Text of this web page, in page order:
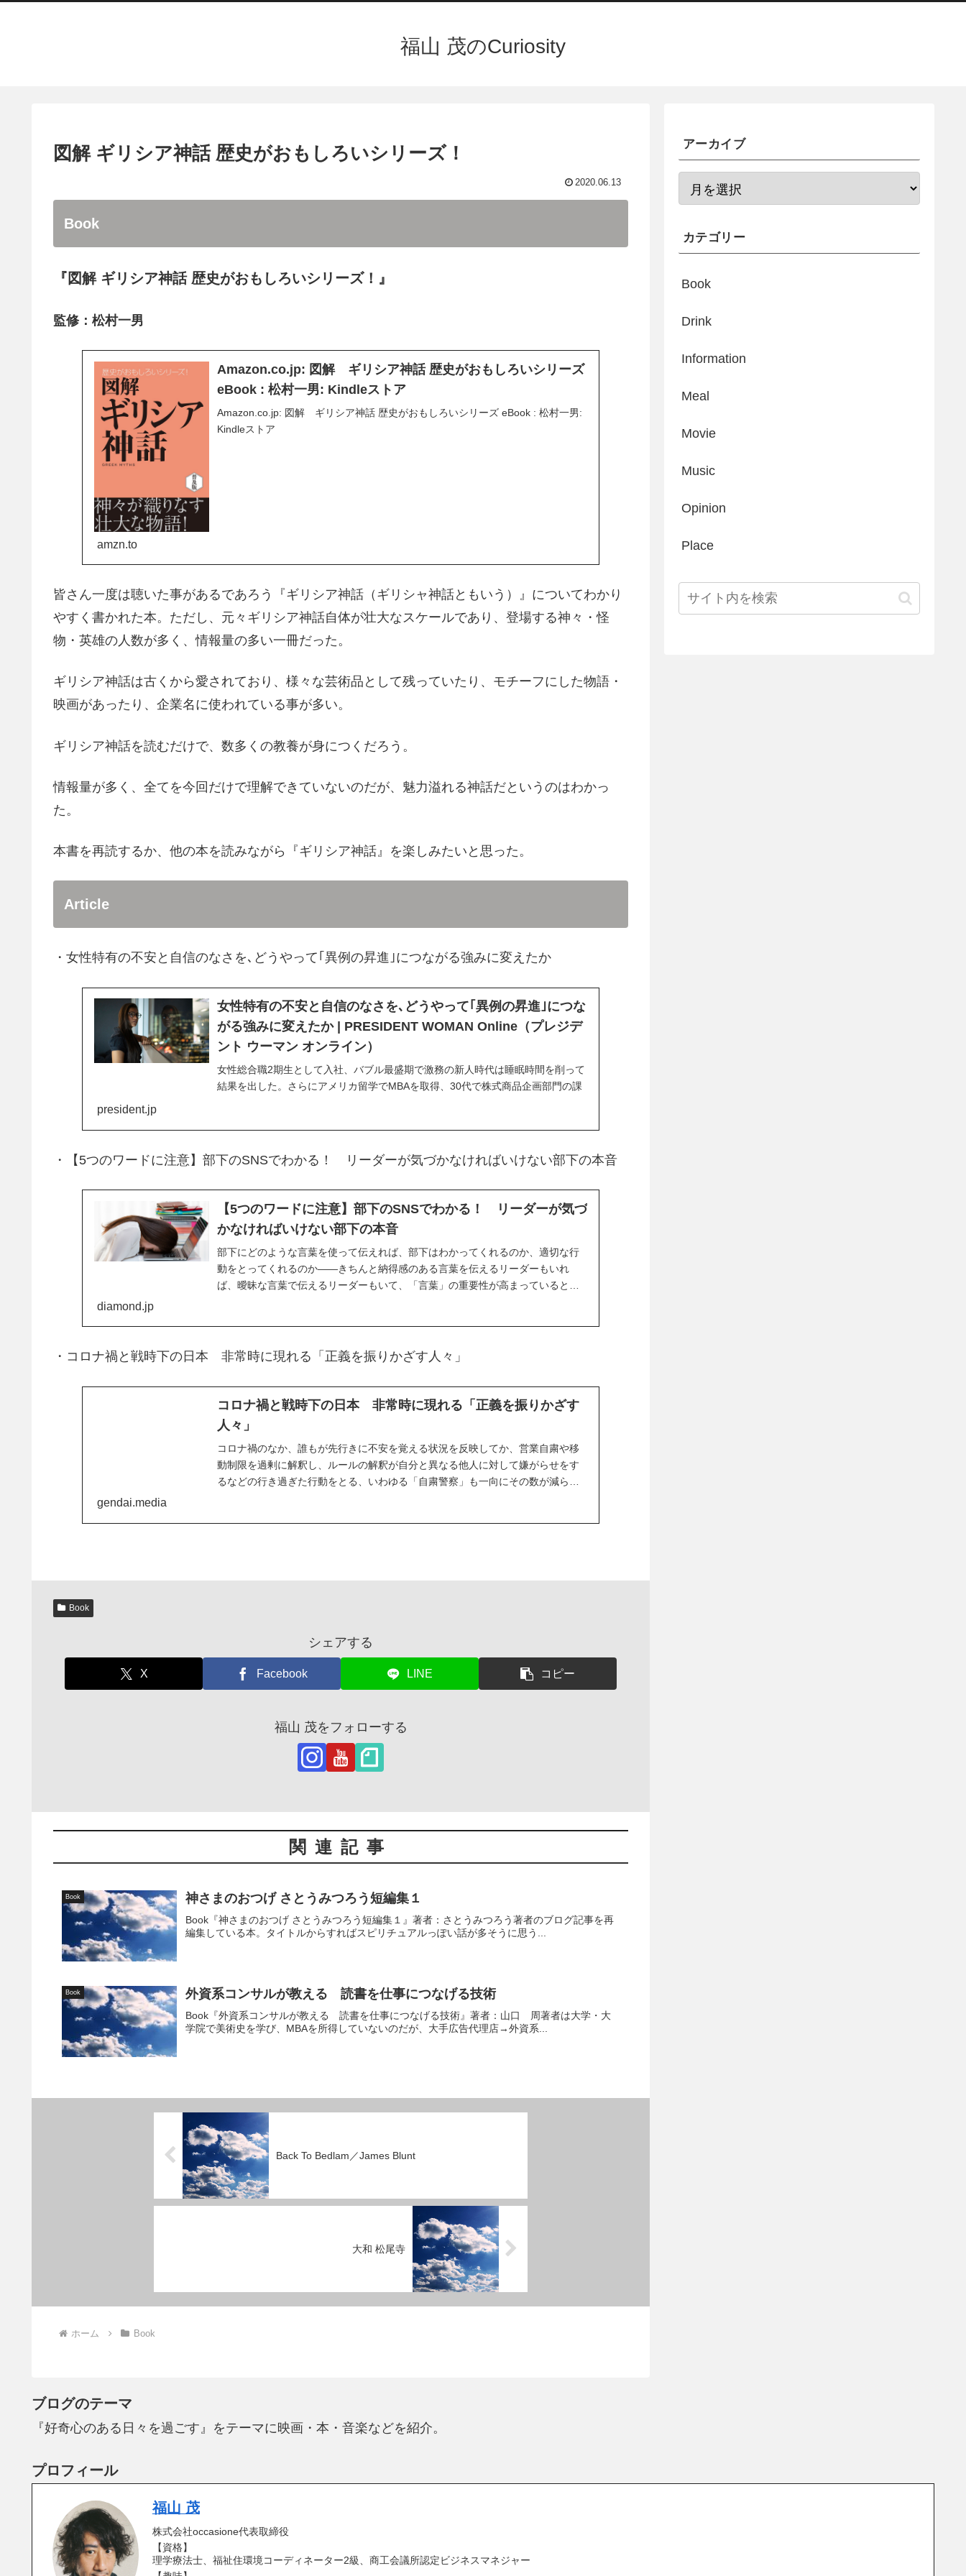
福山 茂のCuriosity
図解 ギリシア神話 歴史がおもしろいシリーズ！
2020.06.13
Book
『図解 ギリシア神話 歴史がおもしろいシリーズ！』
監修：松村一男
Amazon.co.jp: 図解 ギリシア神話 歴史がおもしろいシリーズ
eBook : 松村一男: Kindleストア
Amazon.co.jp: 図解 ギリシア神話 歴史がおもしろいシリーズ eBook : 松村一男:
Kindleストア
amzn.to
皆さん一度は聴いた事があるであろう『ギリシア神話（ギリシャ神話ともいう）』についてわかり
やすく書かれた本。ただし、元々ギリシア神話自体が壮大なスケールであり、登場する神々・怪
物・英雄の人数が多く、情報量の多い一冊だった。
ギリシア神話は古くから愛されており、様々な芸術品として残っていたり、モチーフにした物語・
映画があったり、企業名に使われている事が多い。
ギリシア神話を読むだけで、数多くの教養が身につくだろう。
情報量が多く、全てを今回だけで理解できていないのだが、魅力溢れる神話だというのはわかっ
た。
本書を再読するか、他の本を読みながら『ギリシア神話』を楽しみたいと思った。
Article
・女性特有の不安と自信のなさを､どうやって｢異例の昇進｣につながる強みに変えたか
女性特有の不安と自信のなさを､どうやって｢異例の昇進｣につな
がる強みに変えたか | PRESIDENT WOMAN Online（プレジデ
ント ウーマン オンライン）
女性総合職2期生として入社、バブル最盛期で激務の新人時代は睡眠時間を削って
結果を出した。さらにアメリカ留学でMBAを取得、30代で株式商品企画部門の課
president.jp
・【5つのワードに注意】部下のSNSでわかる！ リーダーが気づかなければいけない部下の本音
【5つのワードに注意】部下のSNSでわかる！ リーダーが気づ
かなければいけない部下の本音
部下にどのような言葉を使って伝えれば、部下はわかってくれるのか、適切な行
動をとってくれるのか――きちんと納得感のある言葉を伝えるリーダーもいれ
ば、曖昧な言葉で伝えるリーダーもいて、「言葉」の重要性が高まっていると感
diamond.jp
・コロナ禍と戦時下の日本 非常時に現れる「正義を振りかざす人々」
コロナ禍と戦時下の日本 非常時に現れる「正義を振りかざす
人々」
コロナ禍のなか、誰もが先行きに不安を覚える状況を反映してか、営業自粛や移
動制限を過剰に解釈し、ルールの解釈が自分と異なる他人に対して嫌がらせをす
るなどの行き過ぎた行動をとる、いわゆる「自粛警察」も一向にその数が減らな
gendai.media
Book
シェアする
X Facebook LINE コピー
福山 茂をフォローする
関連記事
Book 神さまのおつげ さとうみつろう短編集１
Book『神さまのおつげ さとうみつろう短編集１』著者：さとうみつろう著者のブログ記事を再
編集している本。タイトルからすればスピリチュアルっぽい話が多そうに思う...
Book 外資系コンサルが教える 読書を仕事につなげる技術
Book『外資系コンサルが教える 読書を仕事につなげる技術』著者：山口 周著者は大学・大
学院で美術史を学び、MBAを所得していないのだが、大手広告代理店→外資系...
Back To Bedlam／James Blunt
大和 松尾寺
ホーム Book
アーカイブ
カテゴリー
Book
Drink
Information
Meal
Movie
Music
Opinion
Place
ブログのテーマ
『好奇心のある日々を過ごす』をテーマに映画・本・音楽などを紹介。
プロフィール
福山 茂
株式会社occasione代表取締役
【資格】
理学療法士、福祉住環境コーディネーター2級、商工会議所認定ビジネスマネジャー